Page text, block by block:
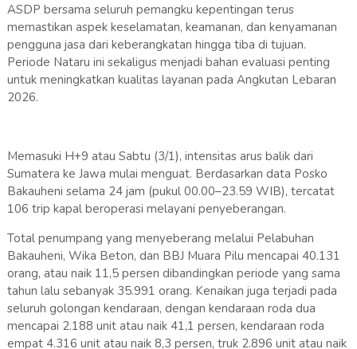
ASDP bersama seluruh pemangku kepentingan terus
memastikan aspek keselamatan, keamanan, dan kenyamanan
pengguna jasa dari keberangkatan hingga tiba di tujuan.
Periode Nataru ini sekaligus menjadi bahan evaluasi penting
untuk meningkatkan kualitas layanan pada Angkutan Lebaran
2026.
Memasuki H+9 atau Sabtu (3/1), intensitas arus balik dari
Sumatera ke Jawa mulai menguat. Berdasarkan data Posko
Bakauheni selama 24 jam (pukul 00.00–23.59 WIB), tercatat
106 trip kapal beroperasi melayani penyeberangan.
Total penumpang yang menyeberang melalui Pelabuhan
Bakauheni, Wika Beton, dan BBJ Muara Pilu mencapai 40.131
orang, atau naik 11,5 persen dibandingkan periode yang sama
tahun lalu sebanyak 35.991 orang. Kenaikan juga terjadi pada
seluruh golongan kendaraan, dengan kendaraan roda dua
mencapai 2.188 unit atau naik 41,1 persen, kendaraan roda
empat 4.316 unit atau naik 8,3 persen, truk 2.896 unit atau naik